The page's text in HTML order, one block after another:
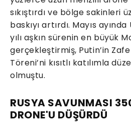
sıkıştırdı ve bölge sakinleri
baskıyı artırdı. Mayıs
yılı aşkın sürenin en büyük
gerçekleştirmiş, Putin’in
Töreni’ni kısıtlı katılımla
olmuştu.
RUSYA SAVUNMASI
DRONE'U DÜŞÜRDÜ